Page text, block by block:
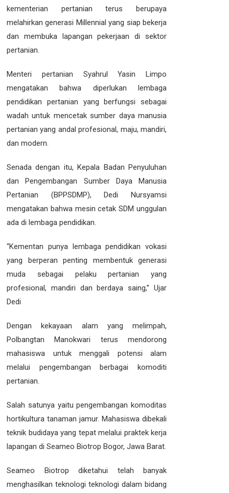
kementerian pertanian terus berupaya
melahirkan generasi Millennial yang siap bekerja
dan membuka lapangan pekerjaan di sektor
pertanian.
Menteri pertanian Syahrul Yasin Limpo
mengatakan bahwa diperlukan lembaga
pendidikan pertanian yang berfungsi sebagai
wadah untuk mencetak sumber daya manusia
pertanian yang andal profesional, maju, mandiri,
dan modern.
Senada dengan itu, Kepala Badan Penyuluhan
dan Pengembangan Sumber Daya Manusia
Pertanian (BPPSDMP), Dedi Nursyamsi
mengatakan bahwa mesin cetak SDM unggulan
ada di lembaga pendidikan.
“Kementan punya lembaga pendidikan vokasi
yang berperan penting membentuk generasi
muda sebagai pelaku pertanian yang
profesional, mandiri dan berdaya saing,” Ujar
Dedi
Dengan kekayaan alam yang melimpah,
Polbangtan Manokwari terus mendorong
mahasiswa untuk menggali potensi alam
melalui pengembangan berbagai komoditi
pertanian.
Salah satunya yaitu pengembangan komoditas
hortikultura tanaman jamur. Mahasiswa dibekali
teknik budidaya yang tepat melalui praktek kerja
lapangan di Seameo Biotrop Bogor, Jawa Barat.
Seameo Biotrop diketahui telah banyak
menghasilkan teknologi teknologi dalam bidang